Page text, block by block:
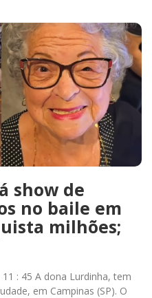
show de
no baile em
milhões;
: 45 A dona Lurdinha, tem
em Campinas (SP). O